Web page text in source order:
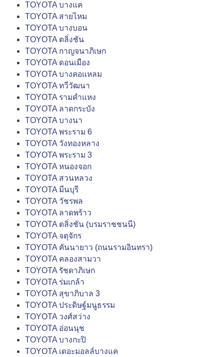
TOYOTA บางแค
TOYOTA สายไหม
TOYOTA บางบอน
TOYOTA ตลิ่งชัน
TOYOTA กาญจนาภิเษก
TOYOTA ดอนเมือง
TOYOTA บางคอแหลม
TOYOTA ทวีวัฒนา
TOYOTA รามคำแหง
TOYOTA ลาดกระบัง
TOYOTA บางนา
TOYOTA พระราม 6
TOYOTA วังทองหลาง
TOYOTA พระราม 3
TOYOTA หนองจอก
TOYOTA สวนหลวง
TOYOTA มีนบุรี
TOYOTA วัชรพล
TOYOTA ลาดพร้าว
TOYOTA ตลิ่งชัน (บรมราชชนนี)
TOYOTA จตุจักร
TOYOTA คันนายาว (ถนนรามอินทรา)
TOYOTA คลองสามวา
TOYOTA รัชดาภิเษก
TOYOTA ร่มเกล้า
TOYOTA สุขาภิบาล 3
TOYOTA ประดิษฐ์มนูธรรม
TOYOTA วงศ์สว่าง
TOYOTA อ่อนนุช
TOYOTA บางกะปิ
TOYOTA เดอะมอลล์บางแค